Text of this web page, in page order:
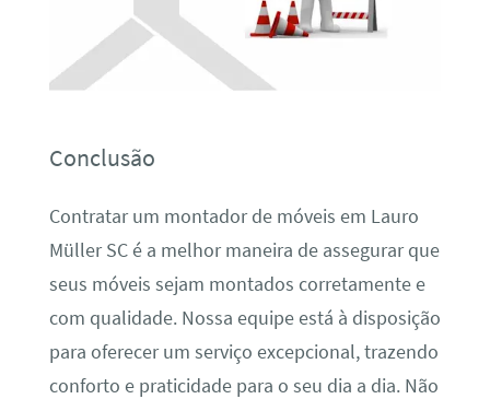
Conclusão
Contratar um montador de móveis em Lauro
Müller SC é a melhor maneira de assegurar que
seus móveis sejam montados corretamente e
com qualidade. Nossa equipe está à disposição
para oferecer um serviço excepcional, trazendo
conforto e praticidade para o seu dia a dia. Não